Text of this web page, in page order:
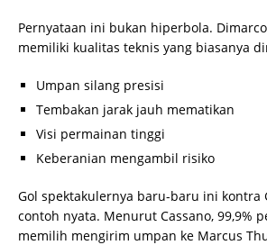
Pernyataan ini bukan hiperbola.
memiliki kualitas teknis yang biasanya
Umpan silang presisi
Tembakan jarak jauh mematikan
Visi permainan tinggi
Keberanian mengambil risiko
Gol spektakulernya baru-baru ini kontra
contoh nyata. Menurut Cassano, 99,9%
memilih mengirim umpan ke Marcus